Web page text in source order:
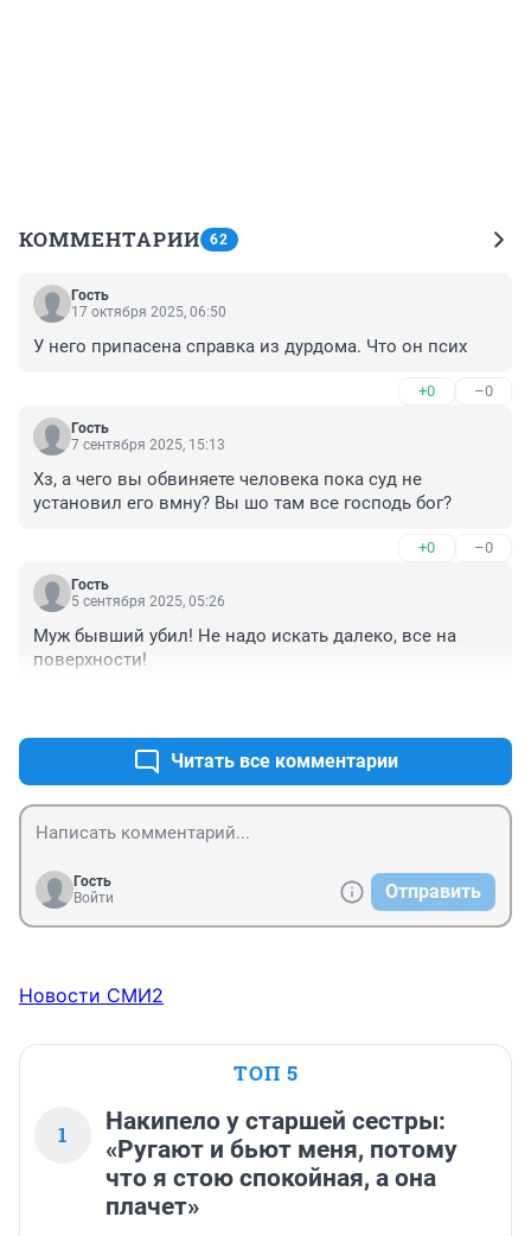
КОММЕНТАРИИ 62
Гость
17 октября 2025, 06:50
У него припасена справка из дурдома. Что он псих
+0 –0
Гость
7 сентября 2025, 15:13
Хз, а чего вы обвиняете человека пока суд не
установил его вмну? Вы шо там все господь бог?
+0 –0
Гость
5 сентября 2025, 05:26
Муж бывший убил! Не надо искать далеко, все на
поверхности!
Читать все комментарии
Гость
Войти
Отправить
Новости СМИ2
ТОП 5
1
Накипело у старшей сестры:
«Ругают и бьют меня, потому
что я стою спокойная, а она
плачет»